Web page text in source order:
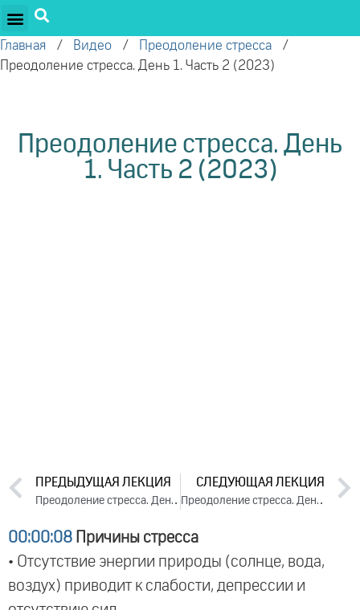
Главная / Видео / Преодоление стресса /
Преодоление стресса. День 1. Часть 2 (2023)
Преодоление стресса. День
1. Часть 2 (2023)
ПРЕДЫДУЩАЯ ЛЕКЦИЯ
Преодоление стресса. День 1. Часть 1 (2023)
СЛЕДУЮЩАЯ ЛЕКЦИЯ
Преодоление стресса. День 2. Часть 1 (2023)
00:00:08 Причины стресса
• Отсутствие энергии природы (солнце, вода,
воздух) приводит к слабости, депрессии и